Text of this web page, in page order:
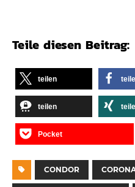
Teile diesen Beitrag:
teilen
teilen
Pocket
CONDOR